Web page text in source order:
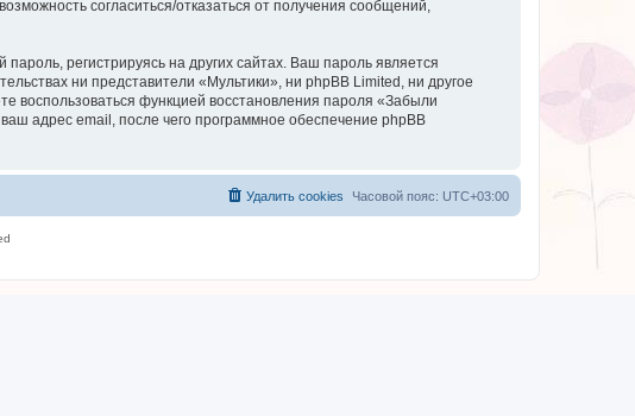
согласиться/отказаться от получения сообщений,
регистрируясь на других сайтах. Ваш пароль является
ни представители «Мультики», ни phpBB Limited, ни другое
воспользоваться функцией восстановления пароля «Забыли
адрес email, после чего программное обеспечение phpBB
Часовой пояс: UTC+03:00
Удалить cookies